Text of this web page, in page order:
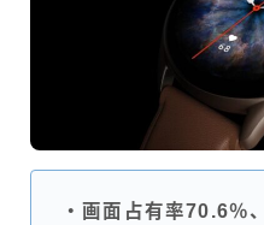
・画面占有率70.6％